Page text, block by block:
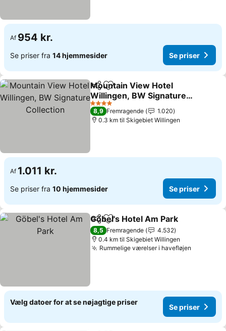
Af 954 kr.
Se priser fra 14 hjemmesider Se priser
Del Føj til favoritter
Mountain View Hotel
Willingen, BW Signature
Collection
4 Stjerner
8,9 Fremragende
1.020
0.3 km til Skigebiet Willingen
Af 1.011 kr.
Se priser fra 10 hjemmesider Se priser
Del Føj til favoritter
Göbel's Hotel Am Park
8,5 Fremragende
4.532
0.4 km til Skigebiet Willingen
Rummelige værelser i havefløjen
Vælg datoer for at se nøjagtige priser
Se priser